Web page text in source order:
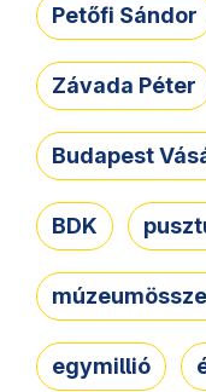
Petőfi Sándor
Závada Péter
Budapest
BDK
egymillió